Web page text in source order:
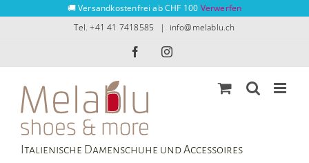
🚚 Versandkostenfrei ab CHF 100 Verwerfen
Tel. +41 41 7418585 | info@melablu.ch
FacebookInstagram
Italienische Damenschuhe und Accessoires